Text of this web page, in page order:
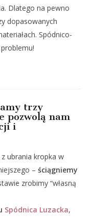
Dlatego na pewno
dopasowanych
Spódnico-
trzy
pozwolą nam
i
ubrania kropka w
– ściągniemy
zrobimy “własną
Spódnica Luzacka,